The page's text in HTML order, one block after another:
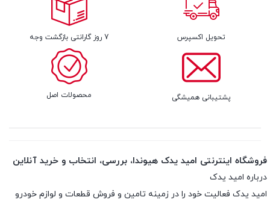
تحویل اکسپرس 7 روز گارانتی بازگشت وجه
پشتیبانی همیشگی محصولات اصل
فروشگاه اینترنتی امید یدک هیوندا، بررسی، انتخاب و خرید آنلاین
درباره امید یدک
امید یدک فعالیت خود را در زمینه تامین و فروش قطعات و لوازم خودرو